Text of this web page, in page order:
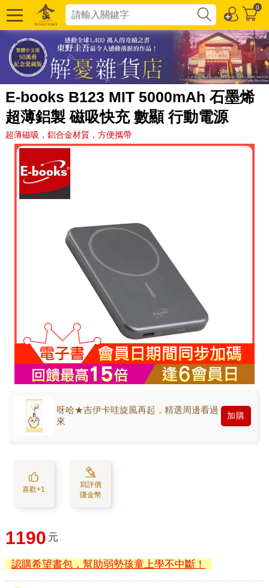
0
E-books B123 MIT 5000mAh 石墨烯
超薄鋁製 磁吸快充 數顯 行動電源
超薄磁吸，鋁合金材質，方便攜帶
呀哈★吉伊卡哇旋風再起，精選周邊看過
來
加購
喜歡+1
寫評價
賺金幣
1190 元
認購希望書包，幫助弱勢孩童上學不中斷！